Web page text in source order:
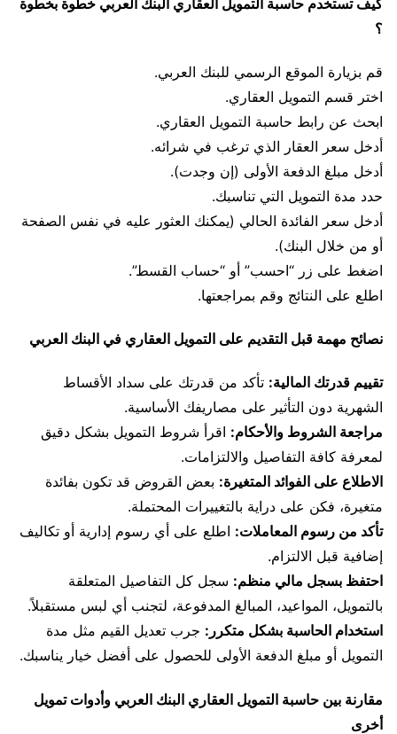
؟
قم بزيارة الموقع الرسمي للبنك العربي.
اختر قسم التمويل العقاري.
ابحث عن رابط حاسبة التمويل العقاري.
أدخل سعر العقار الذي ترغب في شرائه.
أدخل مبلغ الدفعة الأولى (إن وجدت).
حدد مدة التمويل التي تناسبك.
أدخل سعر الفائدة الحالي (يمكنك العثور عليه في نفس الصفحة
أو من خلال البنك).
اضغط على زر “احسب” أو “حساب القسط”.
اطلع على النتائج وقم بمراجعتها.
نصائح مهمة قبل التقديم على التمويل العقاري في البنك العربي
تقييم قدرتك المالية: تأكد من قدرتك على سداد الأقساط
الشهرية دون التأثير على مصاريفك الأساسية.
مراجعة الشروط والأحكام: اقرأ شروط التمويل بشكل دقيق
لمعرفة كافة التفاصيل والالتزامات.
الاطلاع على الفوائد المتغيرة: بعض القروض قد تكون بفائدة
متغيرة، فكن على دراية بالتغييرات المحتملة.
تأكد من رسوم المعاملات: اطلع على أي رسوم إدارية أو تكاليف
إضافية قبل الالتزام.
احتفظ بسجل مالي منظم: سجل كل التفاصيل المتعلقة
بالتمويل، المواعيد، المبالغ المدفوعة، لتجنب أي لبس مستقبلاً.
استخدام الحاسبة بشكل متكرر: جرب تعديل القيم مثل مدة
التمويل أو مبلغ الدفعة الأولى للحصول على أفضل خيار يناسبك.
مقارنة بين حاسبة التمويل العقاري البنك العربي وأدوات تمويل
أخرى